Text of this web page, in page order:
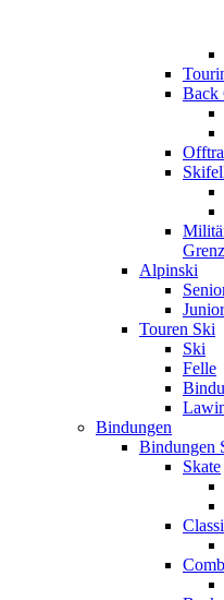
Back
Alpinski
Junior
Touren Ski
Ski
Felle
Bindungen
Bindungen
Skate